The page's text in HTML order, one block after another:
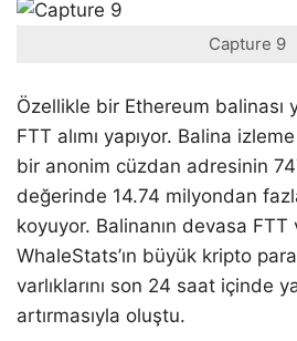
Capture 9
Özellikle bir Ethereum balinası
FTT alımı yapıyor. Balina
bir anonim cüzdan adresinin
değerinde 14.74 milyondan
koyuyor. Balinanın devasa FTT
WhaleStats’ın büyük kripto
varlıklarını son 24 saat içinde
artırmasıyla oluştu.